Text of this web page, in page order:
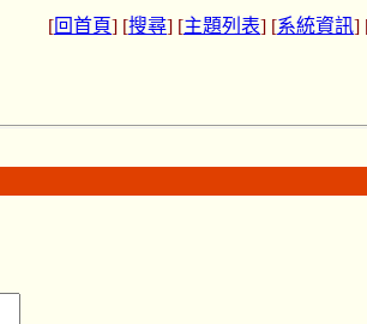
[回首頁] [搜尋] [主題列表] [系統資訊]